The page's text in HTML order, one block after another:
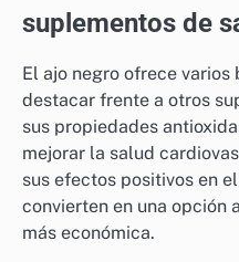
suplementos de
El ajo negro ofrece
destacar frente a otros
sus propiedades
mejorar la salud
sus efectos positivos en
convierten en una opción
más económica.